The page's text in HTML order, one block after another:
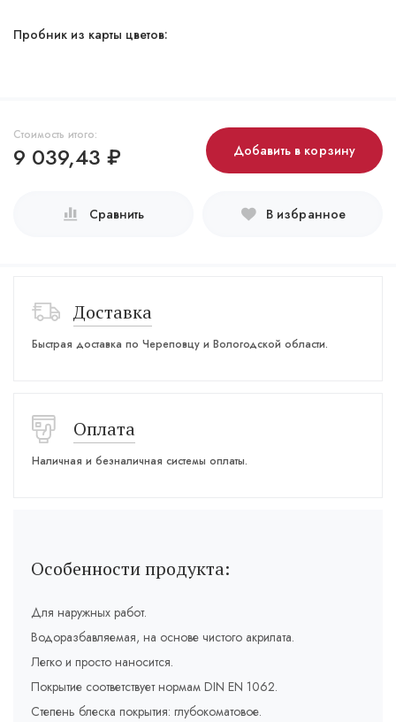
Пробник из карты цветов:
Стоимость итого:
9 039,43 ₽ Добавить в корзину
Сравнить В избранное
Доставка
Быстрая доставка по Череповцу и Вологодской области.
Оплата
Наличная и безналичная системы оплаты.
Особенности продукта:
Для наружных работ.
Водоразбавляемая, на основе чистого акрилата.
Легко и просто наносится.
Покрытие соответствует нормам DIN EN 1062.
Степень блеска покрытия: глубокоматовое.